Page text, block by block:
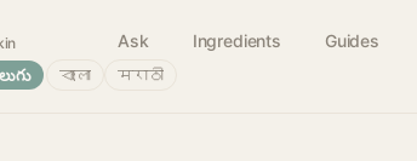
Ask Ingredients Guides
বাংলা मराठी